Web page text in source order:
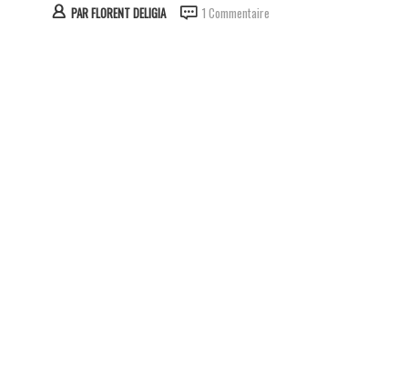
PARFLORENT DELIGIA 1 Commentaire